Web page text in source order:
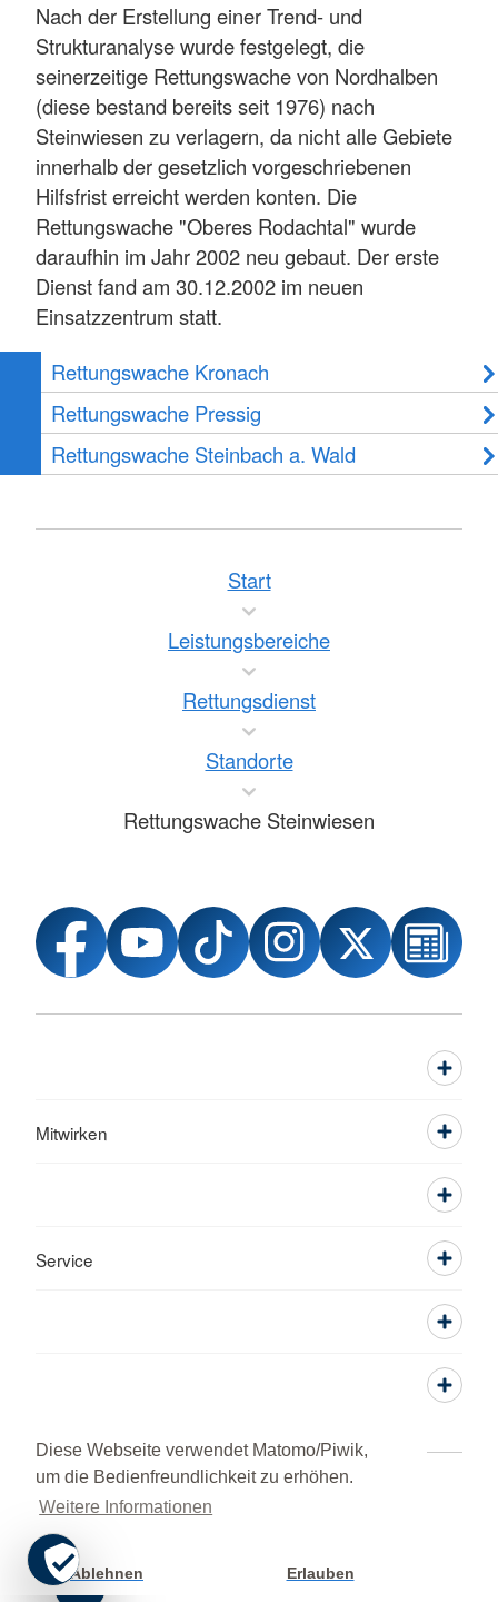
Cookie
Diese Webseite verwendet Matomo/Piwik,
um die Bedienfreundlichkeit zu erhöhen.
Weitere Informationen
Ablehnen Erlauben
Nach der Erstellung einer Trend- und
Strukturanalyse wurde festgelegt, die
seinerzeitige Rettungswache von Nordhalben
(diese bestand bereits seit 1976) nach
Steinwiesen zu verlagern, da nicht alle Gebiete
innerhalb der gesetzlich vorgeschriebenen
Hilfsfrist erreicht werden konten. Die
Rettungswache "Oberes Rodachtal" wurde
daraufhin im Jahr 2002 neu gebaut. Der erste
Dienst fand am 30.12.2002 im neuen
Einsatzzentrum statt.
Rettungswache Kronach
Rettungswache Pressig
Rettungswache Steinbach a. Wald
Start
Leistungsbereiche
Rettungsdienst
Standorte
Rettungswache Steinwiesen
Mitwirken
Service
Grundsatzerklärung nach LkSG
HINWEISGEBERPORTAL
© 2026 Kreisverband Kronach